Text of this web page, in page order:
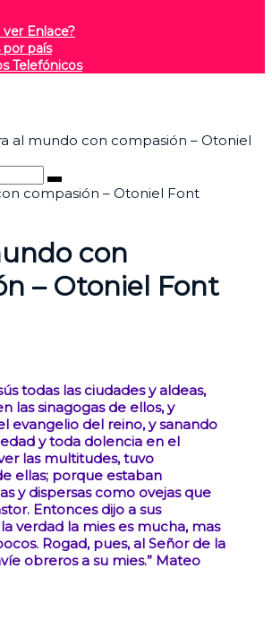
Enlace?
por país
Telefónicos
al mundo con compasión – Otoniel
con
– Otoniel Font
todas las ciudades y aldeas,
las sinagogas de ellos, y
evangelio del reino, y sanando
y toda dolencia en el
las multitudes, tuvo
ellas; porque estaban
y dispersas como ovejas que
Entonces dijo a sus
verdad la mies es mucha, mas
Rogad, pues, al Señor de la
obreros a su mies.” Mateo